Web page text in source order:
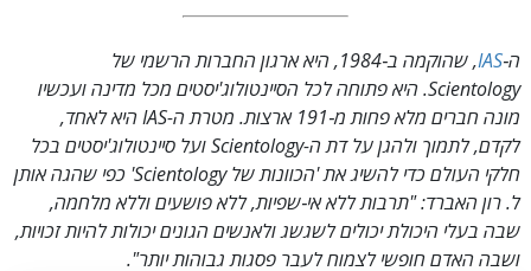
ה‑IAS
, שהוקמה ב‑1984, היא ארגון החברות הרשמי של
Scientology. היא פתוחה לכל הסיינטולוג'יסטים מכל מדינה ועכשיו
מונה חברים מלא פחות מ‑191 ארצות. מטרת ה-IAS היא לאחד,
לקדם, לתמוך ולהגן על דת ה-Scientology ועל סיינטולוג'יסטים בכל
חלקי העולם כדי להשיג את 'הכוונות של Scientology' כפי שהגה אותן
ל. רון האברד: "תרבות ללא אי‑שפיות, ללא פושעים וללא מלחמה,
שבה בעלי היכולת יכולים לשגשג ולאנשים הגונים יכולות להיות זכויות,
ושבה האדם חופשי לצמוח לעבר פסגות גבוהות יותר".